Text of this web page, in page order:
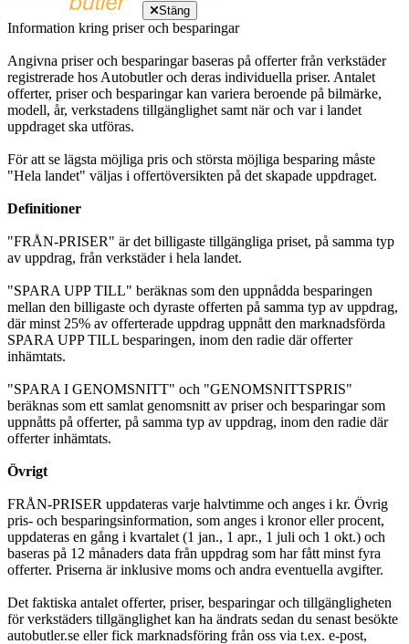
Stäng
Information kring priser och besparingar
Angivna priser och besparingar baseras på offerter från verkstäder
registrerade hos Autobutler och deras individuella priser. Antalet
offerter, priser och besparingar kan variera beroende på bilmärke,
modell, år, verkstadens tillgänglighet samt när och var i landet
uppdraget ska utföras.
För att se lägsta möjliga pris och största möjliga besparing måste
"Hela landet" väljas i offertöversikten på det skapade uppdraget.
Definitioner
"FRÅN-PRISER" är det billigaste tillgängliga priset, på samma typ
av uppdrag, från verkstäder i hela landet.
"SPARA UPP TILL" beräknas som den uppnådda besparingen
mellan den billigaste och dyraste offerten på samma typ av uppdrag,
där minst 25% av offerterade uppdrag uppnått den marknadsförda
SPARA UPP TILL besparingen, inom den radie där offerter
inhämtats.
"SPARA I GENOMSNITT" och "GENOMSNITTSPRIS"
beräknas som ett samlat genomsnitt av priser och besparingar som
uppnåtts på offerter, på samma typ av uppdrag, inom den radie där
offerter inhämtats.
Övrigt
FRÅN-PRISER uppdateras varje halvtimme och anges i kr. Övrig
pris- och besparingsinformation, som anges i kronor eller procent,
uppdateras en gång i kvartalet (1 jan., 1 apr., 1 juli och 1 okt.) och
baseras på 12 månaders data från uppdrag som har fått minst fyra
offerter. Priserna är inklusive moms och andra eventuella avgifter.
Det faktiska antalet offerter, priser, besparingar och tillgängligheten
för verkstäders tillgänglighet kan ha ändrats sedan du senast besökte
autobutler.se eller fick marknadsföring från oss via t.ex. e-post,